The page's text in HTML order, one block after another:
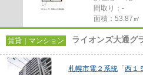
間取り：-
面積：53.87㎡
賃貸｜マンション ライオンズ大通グ
札幌市電２系統 「 西１